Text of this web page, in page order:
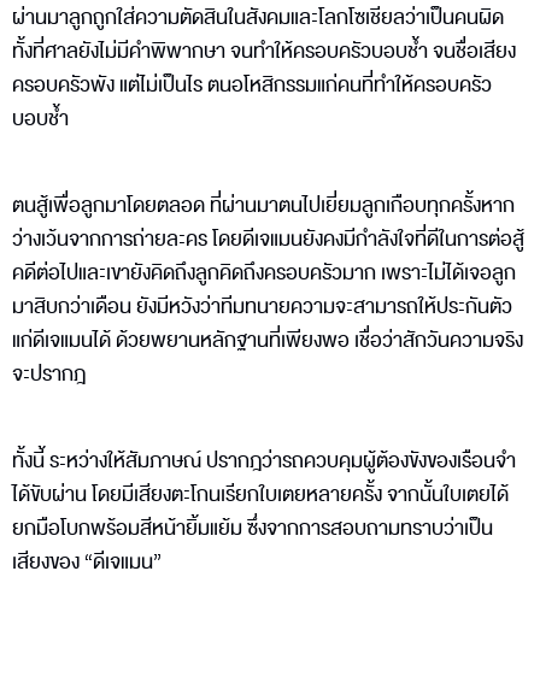
ผ่านมาลูกถูกใส่ความตัดสินในสังคมและโลกโซเชียลว่าเป็นคนผิด
ทั้งที่ศาลยังไม่มีคำพิพากษา จนทำให้ครอบครัวบอบช้ำ จนชื่อเสียง
ครอบครัวพัง แต่ไม่เป็นไร ตนอโหสิกรรมแก่คนที่ทำให้ครอบครัว
บอบช้ำ
ตนสู้เพื่อลูกมาโดยตลอด ที่ผ่านมาตนไปเยี่ยมลูกเกือบทุกครั้งหาก
ว่างเว้นจากการถ่ายละคร โดยดีเจแมนยังคงมีกําลังใจที่ดีในการต่อสู้
คดีต่อไปและเขายังคิดถึงลูกคิดถึงครอบครัวมาก เพราะไม่ได้เจอลูก
มาสิบกว่าเดือน ยังมีหวังว่าทีมทนายความจะสามารถให้ประกันตัว
แก่ดีเจแมนได้ ด้วยพยานหลักฐานที่เพียงพอ เชื่อว่าสักวันความจริง
จะปรากฎ
ทั้งนี้ ระหว่างให้สัมภาษณ์ ปรากฎว่ารถควบคุมผู้ต้องขังของเรือนจํา
ได้ขับผ่าน โดยมีเสียงตะโกนเรียกใบเตยหลายครั้ง จากนั้นใบเตยได้
ยกมือโบกพร้อมสีหน้ายิ้มแย้ม ซึ่งจากการสอบถามทราบว่าเป็น
เสียงของ “ดีเจแมน”